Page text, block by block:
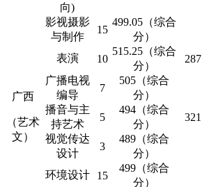
向)
影视摄影
与制作
15
499.05（综合
分）
表演 10
515.25（综合
分）
287
广西
（艺术
文）
广播电视
编导
7
505（综合
分）
321
播音与主
持艺术
5
494（综合
分）
视觉传达
设计
3
489（综合
分）
环境设计 15
499（综合
分）